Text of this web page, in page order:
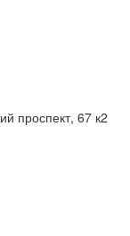
проспект, 67 к2